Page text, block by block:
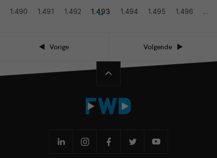
1.490 1.491 1.492 1.493 1.494 1.495 1.496 …
Vorige Volgende